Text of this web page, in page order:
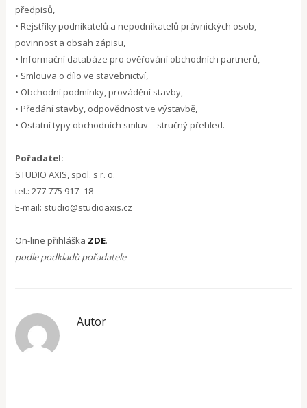
předpisů,
• Rejstříky podnikatelů a nepodnikatelů právnických osob,
povinnost a obsah zápisu,
• Informační databáze pro ověřování obchodních partnerů,
• Smlouva o dílo ve stavebnictví,
• Obchodní podmínky, provádění stavby,
• Předání stavby, odpovědnost ve výstavbě,
• Ostatní typy obchodních smluv – stručný přehled.
Pořadatel:
STUDIO AXIS, spol. s r. o.
tel.: 277 775 917–18
E-mail: studio@studioaxis.cz
On-line přihláška ZDE.
podle podkladů pořadatele
Autor